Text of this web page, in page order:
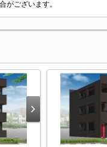
がございます。